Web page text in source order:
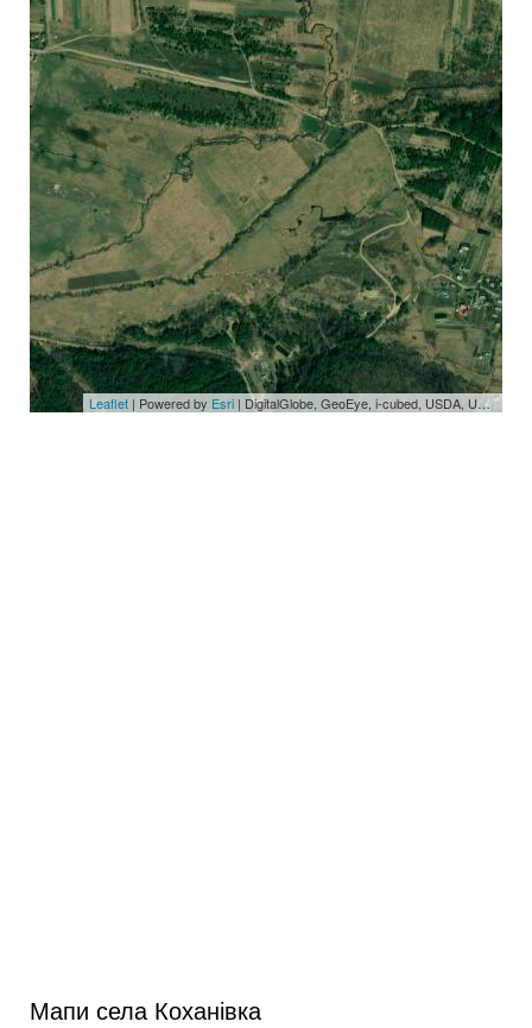
Leaflet | Powered by Esri | DigitalGlobe, GeoEye, i-cubed, USDA, USGS, AEX, Getmapping, Aerogrid, IGN, IGP, swisstopo, and the GIS User Community
Мапи села Коханівка